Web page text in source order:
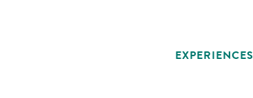
EXPERIENCES